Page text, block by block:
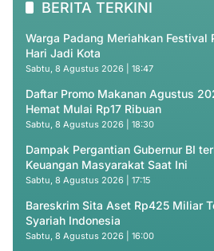
BERITA TERKINI
Warga Padang Meriahkan Festival
Hari Jadi Kota
Sabtu, 8 Agustus 2026 | 18:47
Daftar Promo Makanan Agustus
Hemat Mulai Rp17 Ribuan
Sabtu, 8 Agustus 2026 | 18:30
Dampak Pergantian Gubernur BI
Keuangan Masyarakat Saat Ini
Sabtu, 8 Agustus 2026 | 17:15
Bareskrim Sita Aset Rp425 Miliar
Syariah Indonesia
Sabtu, 8 Agustus 2026 | 16:00